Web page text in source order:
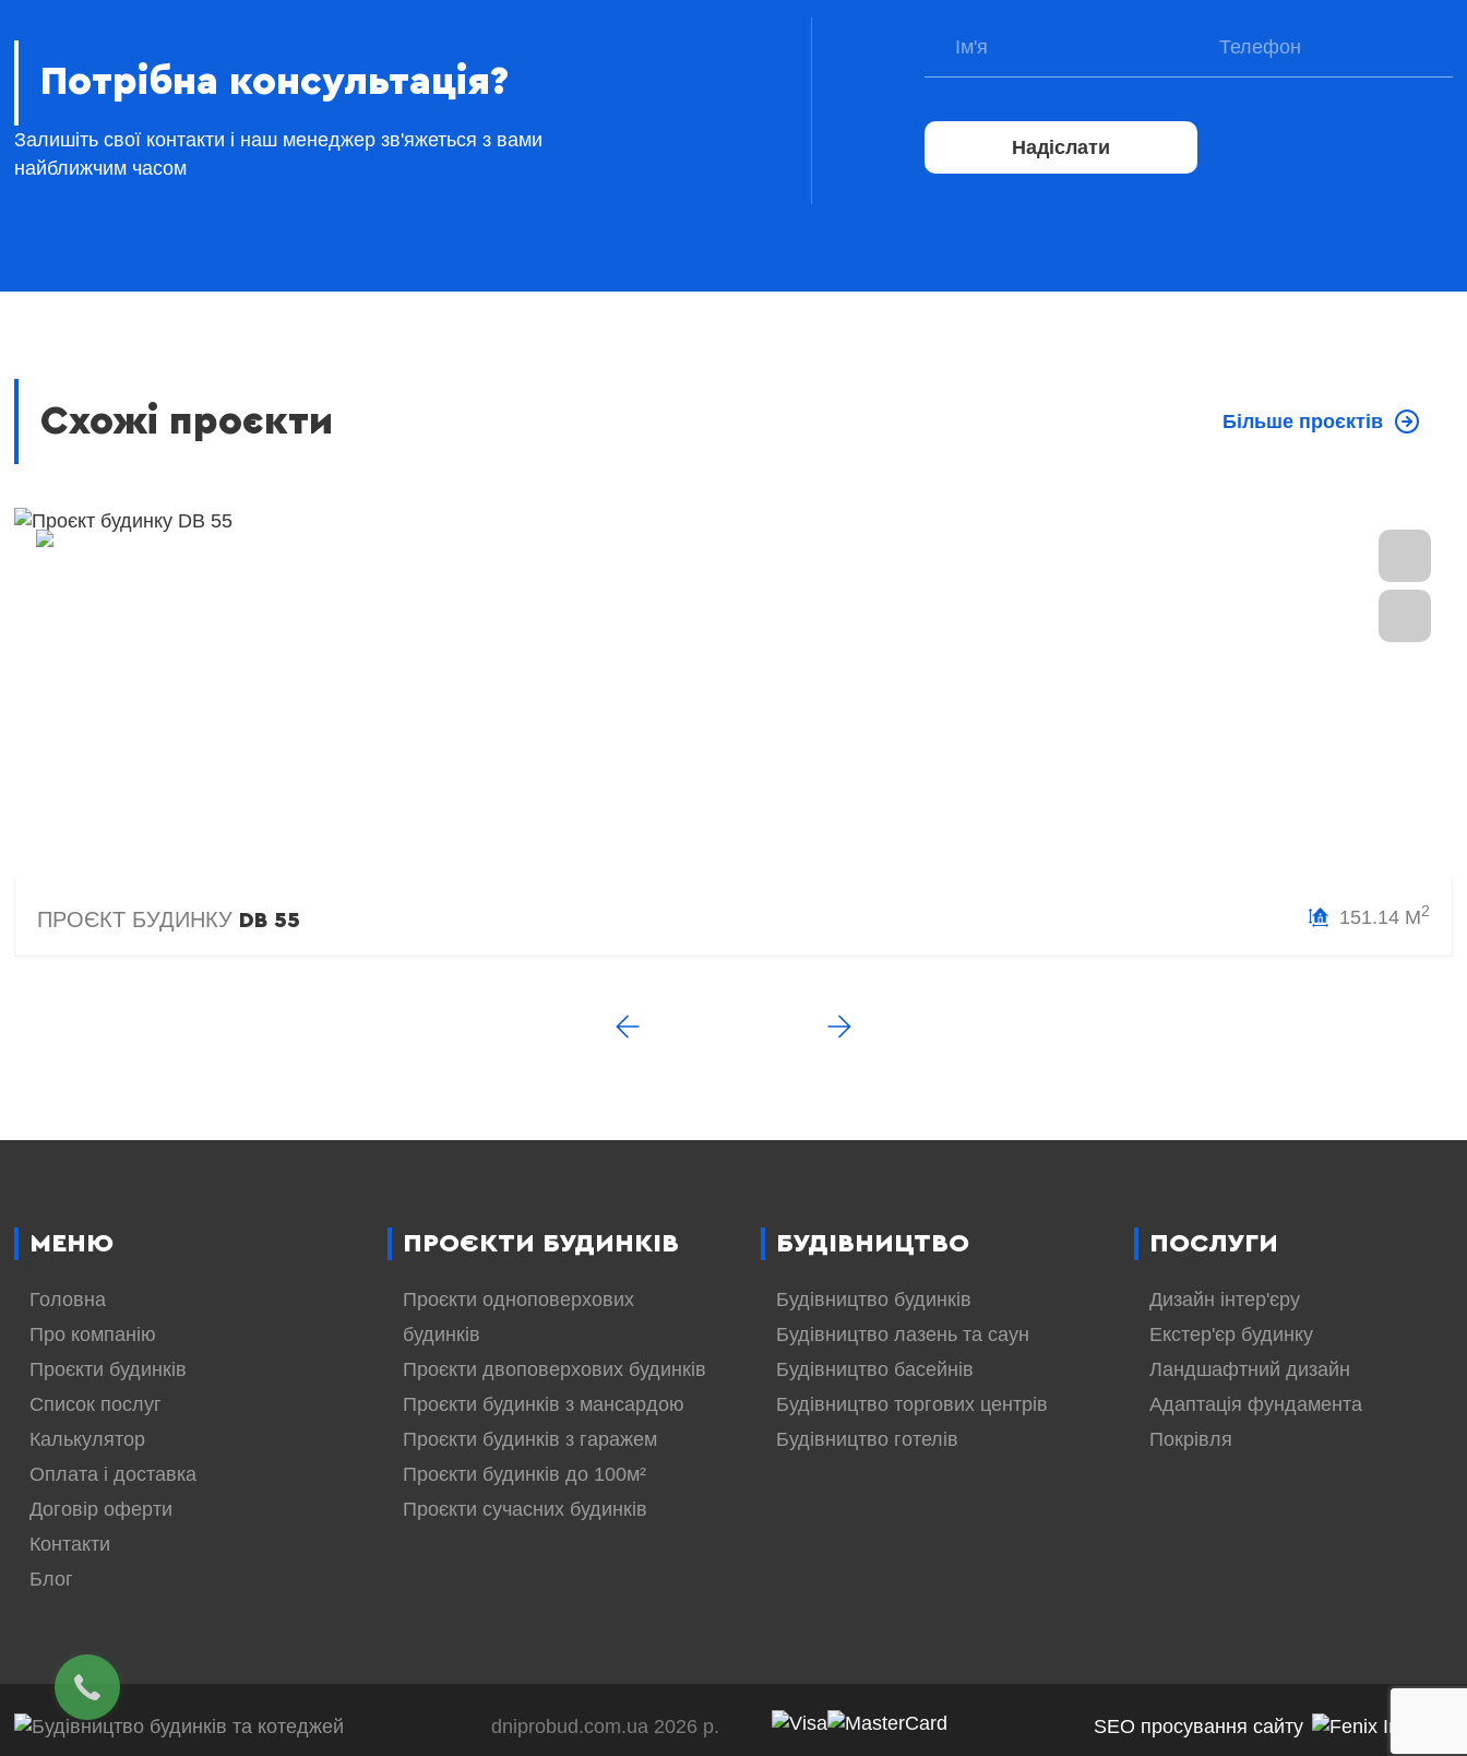
Потрібна консультація?
Залишіть свої контакти і наш менеджер зв'яжеться з вами
найближчим часом
Надіслати
Схожі проєкти Більше проєктів
ПРОЄКТ БУДИНКУ DB 55 151.14 М2
МЕНЮ
Головна
Про компанію
Проєкти будинків
Список послуг
Калькулятор
Оплата і доставка
Договір оферти
Контакти
Блог
ПРОЄКТИ БУДИНКІВ
Проєкти одноповерхових
будинків
Проєкти двоповерхових будинків
Проєкти будинків з мансардою
Проєкти будинків з гаражем
Проєкти будинків до 100м²
Проєкти сучасних будинків
БУДІВНИЦТВО
Будівництво будинків
Будівництво лазень та саун
Будівництво басейнів
Будівництво торгових центрів
Будівництво готелів
ПОСЛУГИ
Дизайн інтер'єру
Екстер'єр будинку
Ландшафтний дизайн
Адаптація фундамента
Покрівля
dniprobud.com.ua 2026 р. SEO просування сайту